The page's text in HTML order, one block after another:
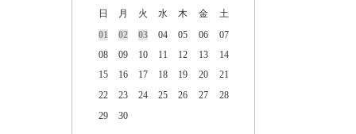
日
月 火 水 木 金
土
01
02 03 04 05 06
07
08
09 10 11 12 13
14
15
16 17 18 19 20
21
22
23 24 25 26 27
28
29
30